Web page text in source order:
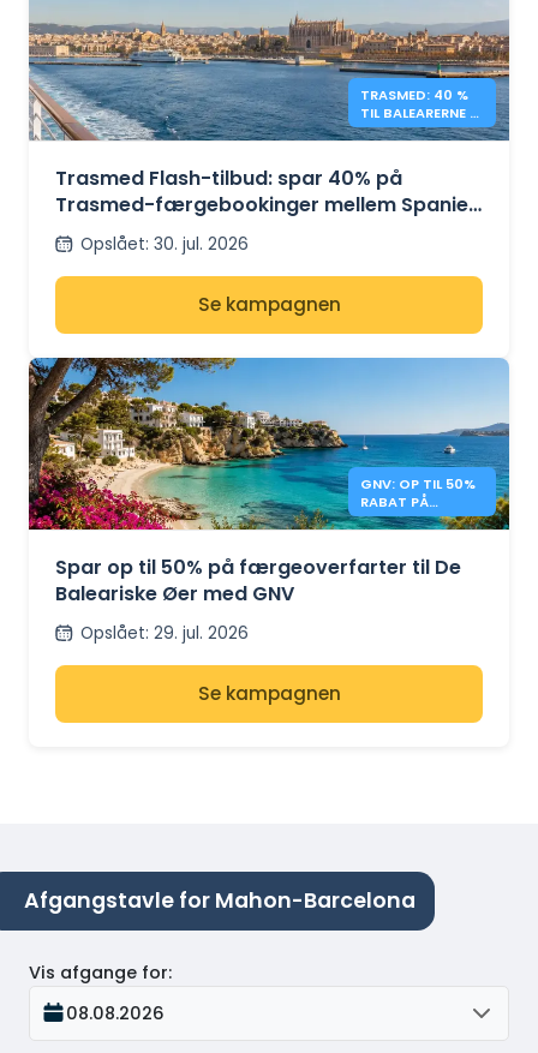
TRASMED: 40 %
TIL BALEARERNE –
FLASH - TILBUD
Trasmed Flash-tilbud: spar 40% på
Trasmed-færgebookinger mellem Spanien
og De Baleariske Øer
Opslået: 30. jul. 2026
Se kampagnen
GNV: OP TIL 50%
RABAT PÅ
FÆRGER TIL DE
Spar op til 50% på færgeoverfarter til De
Baleariske Øer med GNV
Opslået: 29. jul. 2026
Se kampagnen
Afgangstavle for Mahon-Barcelona
Vis afgange for:
08.08.2026